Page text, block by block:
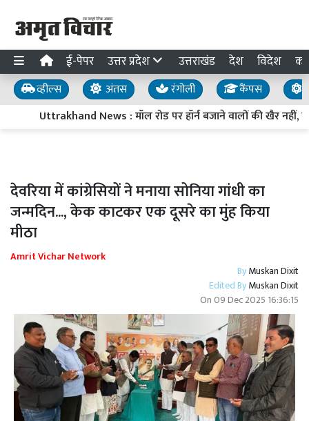
ई-पेपर उत्तर प्रदेश उत्तराखंड देश विदेश
व्हील्स अंतस रंगोली कैंपस
Uttrakhand News : मॉल रोड पर हॉर्न बजाने वालों की खैर नहीं,
देवरिया में कांग्रेसियों ने मनाया सोनिया गांधी का
जन्मदिन..., केक काटकर एक दूसरे का मुंह किया
मीठा
Amrit Vichar Network
ByMuskan Dixit
Edited ByMuskan Dixit
On09 Dec 2025 16:36:15